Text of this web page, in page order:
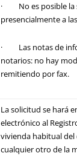
· No es posible la
presencialmente a
· Las notas de
notarios: no hay
remitiendo por fax.
La solicitud se hará
electrónico al
vivienda habitual
cualquier otro de la